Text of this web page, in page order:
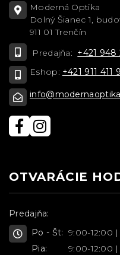
Moderná Optika
Dolný Šianec 1,
911 01 Trenčín
Predajňa: +421 948
Eshop: +421 911 411
OTVARÁCIE
Predajňa:
Po - Št: 9:00-12:00 |
Pia:
9:00-12:00 |